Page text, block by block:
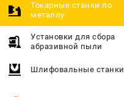
Токарные станки по
металлу
Установки для сбора
абразивной пыли
Шлифовальные станки